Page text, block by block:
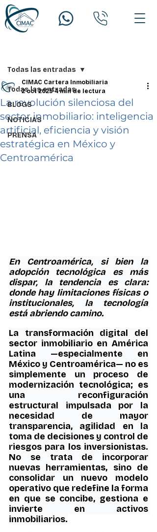
Todas las entradas
BLOGS
NOTICIAS
PRENSA
Todas las entradas
La revolución silenciosa del
sector inmobiliario: inteligencia
artificial, eficiencia y visión
estratégica en México y
Centroamérica
CIMAC Cartera Inmobiliaria
2 oct 2025 4 min de lectura
En Centroamérica, si bien la
adopción tecnológica es más
dispar, la tendencia es clara:
donde hay limitaciones físicas o
institucionales, la tecnología
está abriendo camino.
La transformación digital del
sector inmobiliario en América
Latina —especialmente en
México y Centroamérica— no es
simplemente un proceso de
modernización tecnológica; es
una reconfiguración
estructural impulsada por la
necesidad de mayor
transparencia, agilidad en la
toma de decisiones y control de
riesgos para los inversionistas.
No se trata de incorporar
nuevas herramientas, sino de
consolidar un nuevo modelo
operativo que redefine la forma
en que se concibe, gestiona e
invierte en activos
inmobiliarios.